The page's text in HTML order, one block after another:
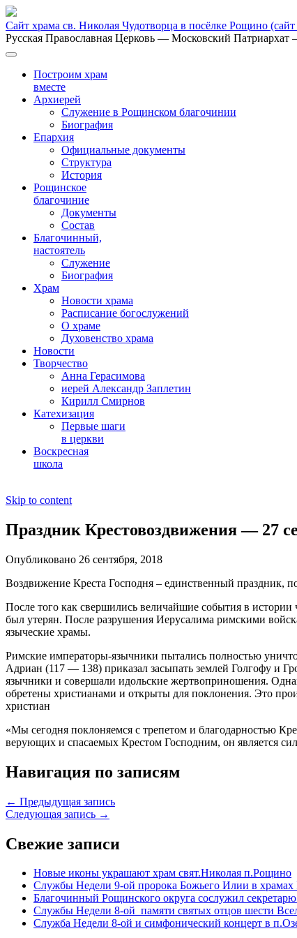
Сайт храма св. Николая Чудотворца в посёлке Рощино
Русская Православная Церковь — Московский Патриархат
Построим храм
вместе
Архиерей
Служение в Рощинском благочинии
Биография
Епархия
Официальные документы
Структура
История
Рощинское
благочиние
Документы
Состав
Благочинный,
настоятель
Служение
Биография
Храм
Новости храма
Расписание богослужений
О храме
Духовенство храма
Новости
Творчество
Анна Герасимова
иерей Александр Заплетин
Кирилл Смирнов
Катехизация
Первые шаги
в церкви
Воскресная
школа
Skip to content
Праздник Крестовоздвижения — 27
Опубликовано 26 сентября, 2018
Воздвижение Креста Господня – единственный праздник,
После того как свершились величайшие события в
был утерян. После разрушения Иерусалима римскими
языческие храмы.
Римские императоры-язычники пытались полностью
Адриан (117 — 138) приказал засыпать землей Голгофу и
язычники и совершали идольские жертвоприношения.
обретены христианами и открыты для поклонения. Это
христиан
«Мы сегодня поклоняемся с трепетом и благодарностью
верующих и спасаемых Крестом Господним, он является
Навигация по записям
← Предыдущая запись
Следующая запись →
Свежие записи
Новые иконы украшают храм свят.Николая п.Рощино
Службы Недели 9-ой пророка Божьего Илии в храмах
Благочинный Рощинского округа сослужил
Службы Недели 8-ой памяти святых отцов шести
Служба Недели 8-ой и симфонический концерт в